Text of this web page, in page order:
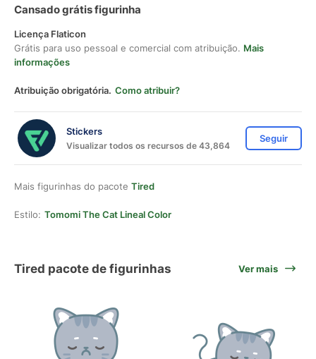
Cansado grátis figurinha
Licença Flaticon
Grátis para uso pessoal e comercial com atribuição. Mais
informações
Atribuição obrigatória. Como atribuir?
Stickers
Visualizar todos os recursos de 43,864
Seguir
Mais figurinhas do pacote Tired
Estilo: Tomomi The Cat Lineal Color
Tired pacote de figurinhas Ver mais